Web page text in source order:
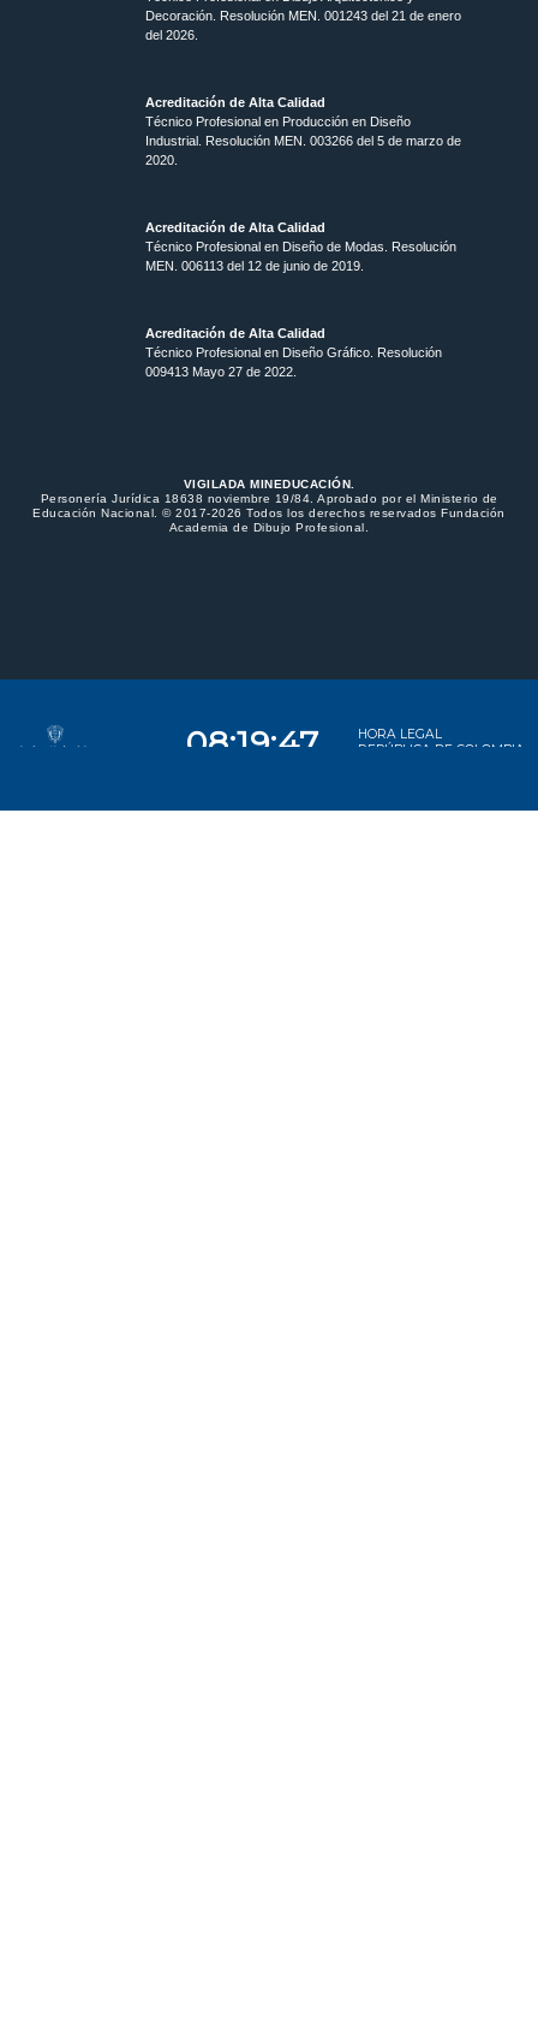
Decoración. Resolución MEN. 001243 del 21 de enero
del 2026.
Acreditación de Alta Calidad
Técnico Profesional en Producción en Diseño
Industrial. Resolución MEN. 003266 del 5 de marzo de
2020.
Acreditación de Alta Calidad
Técnico Profesional en Diseño de Modas. Resolución
MEN. 006113 del 12 de junio de 2019.
Acreditación de Alta Calidad
Técnico Profesional en Diseño Gráfico. Resolución
009413 Mayo 27 de 2022.
VIGILADA MINEDUCACIÓN.
Personería Jurídica 18638 noviembre 19/84. Aprobado por el Ministerio de
Educación Nacional. © 2017-2026 Todos los derechos reservados Fundación
Academia de Dibujo Profesional.